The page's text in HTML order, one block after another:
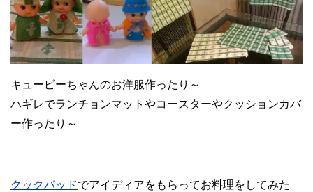
キューピーちゃんのお洋服作ったり～
ハギレでランチョンマットやコースターやクッションカバ
ー作ったり～
クックパッドでアイディアをもらってお料理をしてみた